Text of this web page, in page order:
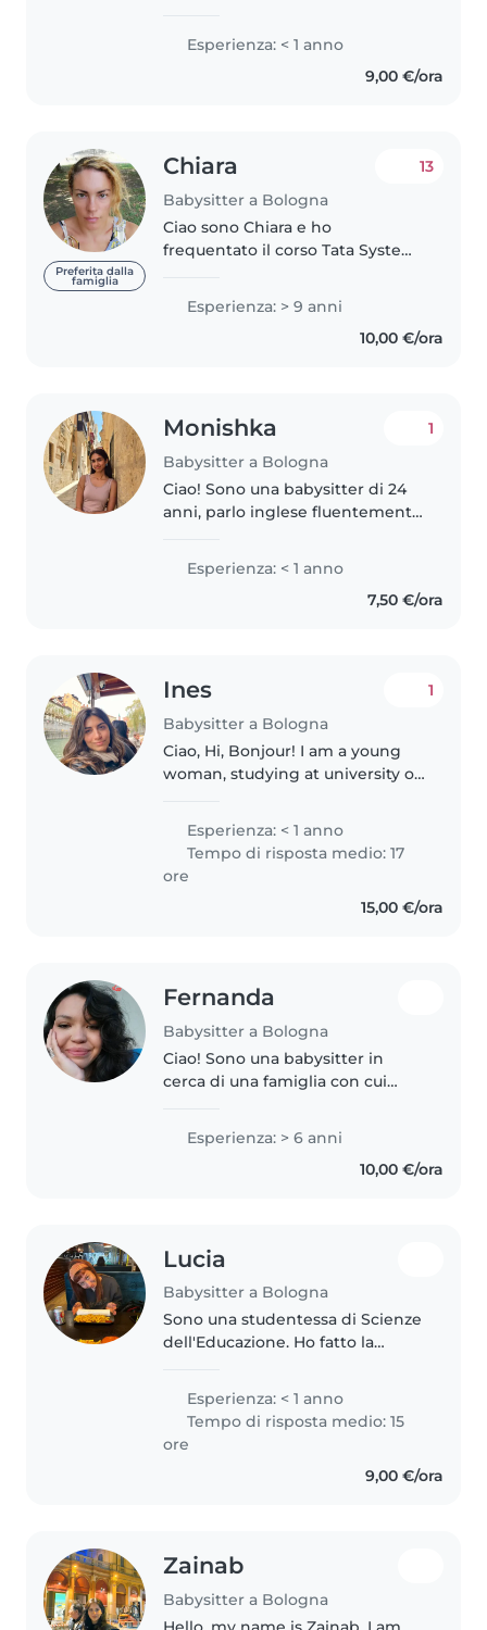
I’m responsible, caring, and
patient, and I grew up helping
take care of my two little..
Esperienza: < 1 anno
9,00 €/ora
Preferita dalla
famiglia
Chiara
Babysitter a Bologna
13
Ciao sono Chiara e ho
frequentato il corso Tata System
2009, ho cominciato a fare la
baby sitter dal 2010 e sono molto
portata a giocare con i bambini,..
Esperienza: > 9 anni
10,00 €/ora
Monishka
Babysitter a Bologna
1
Ciao! Sono una babysitter di 24
anni, parlo inglese fluentemente
laurea in Scienze dell’Ospitalità e
sono una persona paziente,
amichevole e responsabile. Mi..
Esperienza: < 1 anno
7,50 €/ora
Ines
Babysitter a Bologna
1
Ciao, Hi, Bonjour! I am a young
woman, studying at university of
bachelor's degree in art history. I
like spending time with children
as they spread..
Esperienza: < 1 anno
Tempo di risposta medio: 17
ore
15,00 €/ora
Fernanda
Babysitter a Bologna
Ciao! Sono una babysitter in
cerca di una famiglia con cui
esperienza con bambini dai 2 ai
10 anni e mi piace molto..
Esperienza: > 6 anni
10,00 €/ora
Lucia
Babysitter a Bologna
Sono una studentessa di Scienze
dell'Educazione. Ho fatto la
settembre 2023 e gennaio 2024,
con due bambini gemelli di 5
anni. Quest'anno ho anche..
Esperienza: < 1 anno
Tempo di risposta medio: 15
ore
9,00 €/ora
Zainab
Babysitter a Bologna